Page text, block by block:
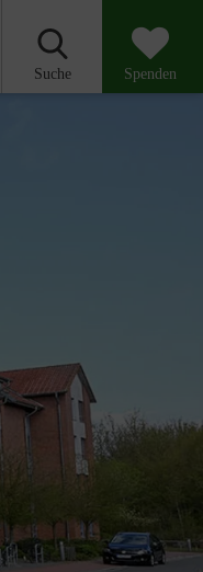
Suche Spenden